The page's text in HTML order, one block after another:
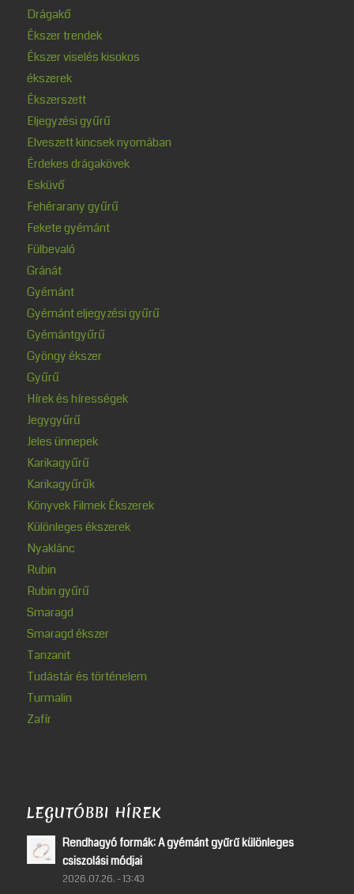
Drágakő
Ékszer trendek
Ékszer viselés kisokos
ékszerek
Ékszerszett
Eljegyzési gyűrű
Elveszett kincsek nyomában
Érdekes drágakövek
Esküvő
Fehérarany gyűrű
Fekete gyémánt
Fülbevaló
Gránát
Gyémánt
Gyémánt eljegyzési gyűrű
Gyémántgyűrű
Gyöngy ékszer
Gyűrű
Hírek és hírességek
Jegygyűrű
Jeles ünnepek
Karikagyűrű
Karikagyűrűk
Könyvek Filmek Ékszerek
Különleges ékszerek
Nyaklánc
Rubin
Rubin gyűrű
Smaragd
Smaragd ékszer
Tanzanit
Tudástár és történelem
Turmalin
Zafír
LEGUTÓBBI HÍREK
Rendhagyó formák: A gyémánt gyűrű különleges
csiszolási módjai
2026.07.26. - 13:43